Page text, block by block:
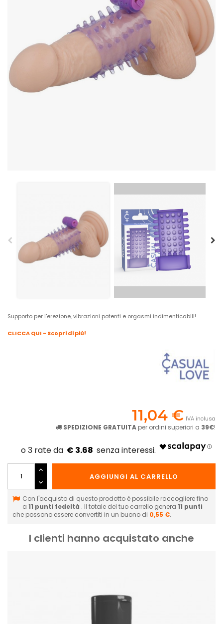
Supporto per l'erezione, vibrazioni potenti e orgasmi indimenticabili!
CLICCA QUI - Scopri di più!
11,04 € IVA inclusa
SPEDIZIONE GRATUITA per ordini superiori a 39€!
€ 3.68
AGGIUNGI AL CARRELLO
Con l'acquisto di questo prodotto è possibile raccogliere fino
a 11 punti fedeltà . Il totale del tuo carrello genera 11 punti
che possono essere convertiti in un buono di 0,55 €.
I clienti hanno acquistato anche